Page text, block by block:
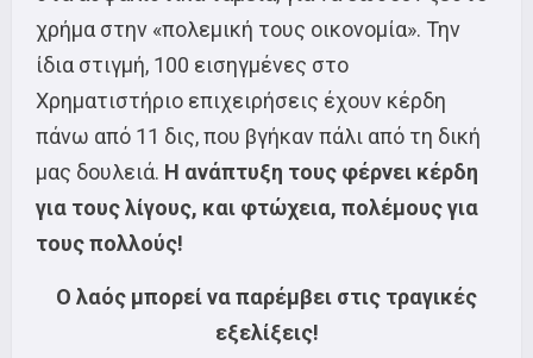
χρήμα στην «πολεμική τους οικονομία». Την
ίδια στιγμή, 100 εισηγμένες στο
Χρηματιστήριο επιχειρήσεις έχουν κέρδη
πάνω από 11 δις, που βγήκαν πάλι από τη δική
μας δουλειά. Η ανάπτυξη τους φέρνει κέρδη
για τους λίγους, και φτώχεια, πολέμους για
τους πολλούς!
Ο λαός μπορεί να παρέμβει στις τραγικές
εξελίξεις!